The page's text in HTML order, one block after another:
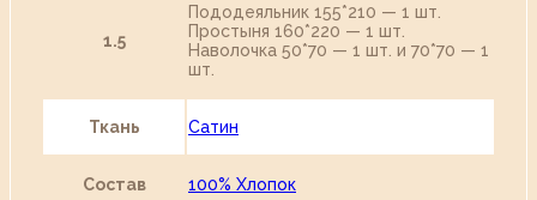
1.5
Пододеяльник 155*210 — 1 шт.
Простыня 160*220 — 1 шт.
Наволочка 50*70 — 1 шт. и 70*70 — 1
шт.
Ткань Сатин
Состав 100% Хлопок